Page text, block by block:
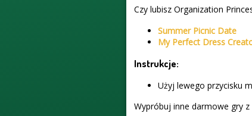
Czy lubisz Organization
Summer Picnic Date
My Perfect Dress
Instrukcje:
Użyj lewego przycisku
Wypróbuj inne darmowe gry